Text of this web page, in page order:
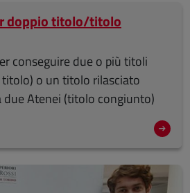
doppio titolo/titolo
conseguire due o più titoli
o un titolo rilasciato
Atenei (titolo congiunto)